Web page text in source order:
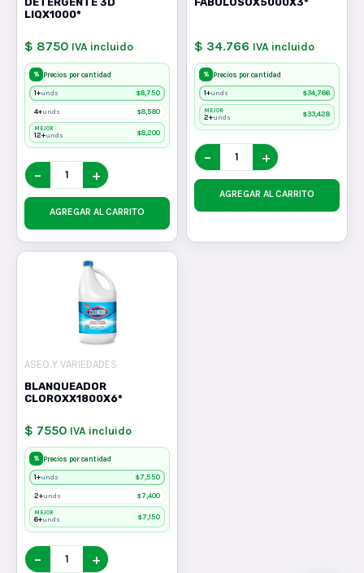
LIQX1000*
$ 8750 IVA incluido
% Precios por cantidad
1+unds $8,750
4+unds $8,580
MEJOR
12+unds $8,200
− +
AGREGAR AL CARRITO
$ 34.766 IVA incluido
% Precios por cantidad
1+unds $34,766
MEJOR
2+unds $33,428
− +
AGREGAR AL CARRITO
ASEO Y VARIEDADES
BLANQUEADOR
CLOROXX1800X6*
$ 7550 IVA incluido
% Precios por cantidad
1+unds $7,550
2+unds $7,400
MEJOR
6+unds $7,150
− +